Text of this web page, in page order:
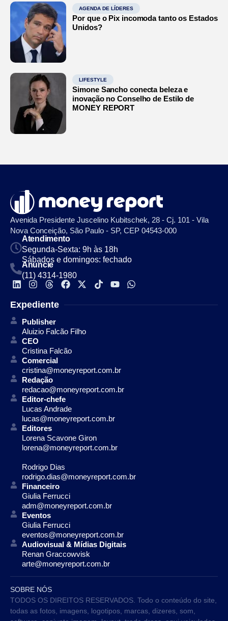
AGENDA DE LÍDERES
Por que o Pix incomoda tanto os Estados
Unidos?
LIFESTYLE
Simone Sancho conecta beleza e
inovação no Conselho de Estilo de
MONEY REPORT
Avenida Presidente Juscelino Kubitschek, 28 - Cj. 101 - Vila
Nova Conceição, São Paulo - SP, CEP 04543-000
Atendimento
Segunda-Sexta: 9h às 18h
Sábados e domingos: fechado
Anuncie
(11) 4314-1980
Expediente
Publisher
Aluizio Falcão Filho
CEO
Cristina Falcão
Comercial
cristina@moneyreport.com.br
Redação
redacao@moneyreport.com.br
Editor-chefe
Lucas Andrade
lucas@moneyreport.com.br
Editores
Lorena Scavone Giron
lorena@moneyreport.com.br
Rodrigo Dias
rodrigo.dias@moneyreport.com.br
Financeiro
Giulia Ferrucci
adm@moneyreport.com.br
Eventos
Giulia Ferrucci
eventos@moneyreport.com.br
Audiovisual & Mídias Digitais
Renan Graccowvisk
arte@moneyreport.com.br
SOBRE NÓS
TODOS OS DIREITOS RESERVADOS. Todo o conteúdo do site,
todas as fotos, imagens, logotipos, marcas, dizeres, som,